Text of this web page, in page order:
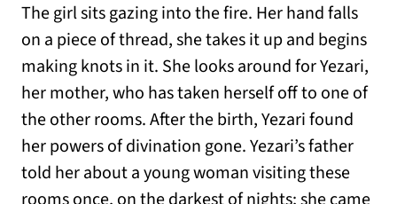
The girl sits gazing into the fire. Her hand falls
on a piece of thread, she takes it up and begins
making knots in it. She looks around for Yezari,
her mother, who has taken herself off to one of
the other rooms. After the birth, Yezari found
her powers of divination gone. Yezari’s father
told her about a young woman visiting these